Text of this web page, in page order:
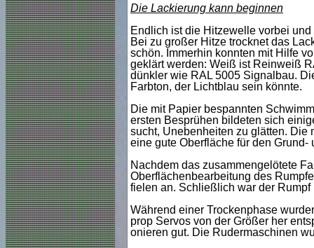
Die Lackierung kann beginnen
Endlich ist die Hitzewelle vorbei
Bei zu großer Hitze trocknet das
schön. Immerhin konnten mit Hilfe
geklärt werden: Weiß ist Reinweiß
dünkler wie RAL 5005 Signalbau.
Farbton, der Lichtblau sein könnte.
Die mit Papier bespannten
ersten Besprühen bildeten sich
sucht, Unebenheiten zu glätten.
eine gute Oberfläche für den Grund-
Nachdem das zusammengelötete
Oberflächenbearbeitung des
fielen an. Schließlich war der
Während einer Trockenphase
prop Servos von der Größer her
onieren gut. Die Rudermaschinen